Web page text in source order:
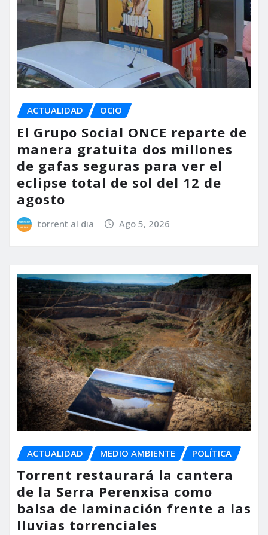
ACTUALIDAD OCIO
El Grupo Social ONCE reparte de
manera gratuita dos millones
de gafas seguras para ver el
eclipse total de sol del 12 de
agosto
torrent al dia Ago 5, 2026
ACTUALIDAD MEDIO AMBIENTE POLÍTICA
Torrent restaurará la cantera
de la Serra Perenxisa como
balsa de laminación frente a las
lluvias torrenciales